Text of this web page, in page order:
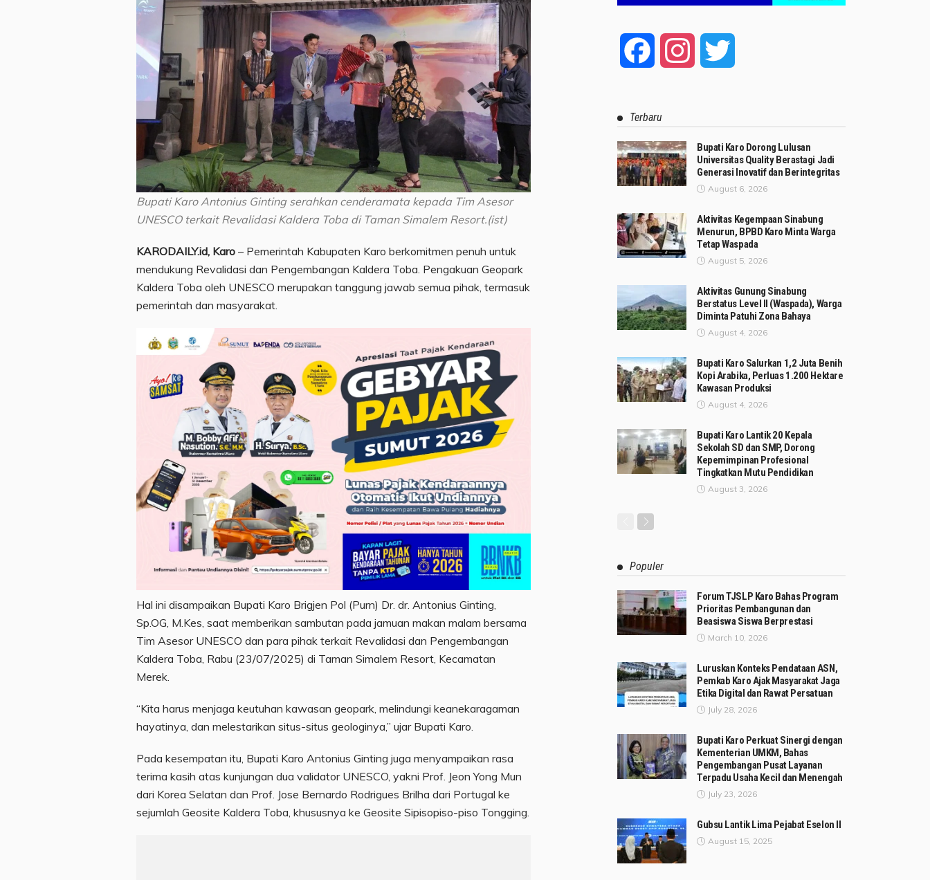
Bupati Karo Antonius Ginting serahkan cenderamata kepada Tim Asesor
UNESCO terkait Revalidasi Kaldera Toba di Taman Simalem Resort.(ist)
KARODAILY.id, Karo – Pemerintah Kabupaten Karo berkomitmen penuh untuk
mendukung Revalidasi dan Pengembangan Kaldera Toba. Pengakuan Geopark
Kaldera Toba oleh UNESCO merupakan tanggung jawab semua pihak, termasuk
pemerintah dan masyarakat.
Hal ini disampaikan Bupati Karo Brigjen Pol (Purn) Dr. dr. Antonius Ginting,
Sp.OG, M.Kes, saat memberikan sambutan pada jamuan makan malam bersama
Tim Asesor UNESCO dan para pihak terkait Revalidasi dan Pengembangan
Kaldera Toba, Rabu (23/07/2025) di Taman Simalem Resort, Kecamatan
Merek.
“Kita harus menjaga keutuhan kawasan geopark, melindungi keanekaragaman
hayatinya, dan melestarikan situs-situs geologinya,” ujar Bupati Karo.
Pada kesempatan itu, Bupati Karo Antonius Ginting juga menyampaikan rasa
terima kasih atas kunjungan dua validator UNESCO, yakni Prof. Jeon Yong Mun
dari Korea Selatan dan Prof. Jose Bernardo Rodrigues Brilha dari Portugal ke
sejumlah Geosite Kaldera Toba, khususnya ke Geosite Sipisopiso-piso Tongging.
Facebook Instagram
Terbaru
Bupati Karo Dorong Lulusan
Universitas Quality Berastagi Jadi
Generasi Inovatif dan Berintegritas
August 6, 2026
Aktivitas Kegempaan Sinabung
Menurun, BPBD Karo Minta Warga
Tetap Waspada
August 5, 2026
Aktivitas Gunung Sinabung
Berstatus Level II (Waspada), Warga
Diminta Patuhi Zona Bahaya
August 4, 2026
Bupati Karo Salurkan 1,2 Juta Benih
Kopi Arabika, Perluas 1.200 Hektare
Kawasan Produksi
August 4, 2026
Bupati Karo Lantik 20 Kepala
Sekolah SD dan SMP, Dorong
Kepemimpinan Profesional
Tingkatkan Mutu Pendidikan
August 3, 2026
Populer
Forum TJSLP Karo Bahas Program
Prioritas Pembangunan dan
Beasiswa Siswa Berprestasi
March 10, 2026
Luruskan Konteks Pendataan ASN,
Pemkab Karo Ajak Masyarakat Jaga
Etika Digital dan Rawat Persatuan
July 28, 2026
Bupati Karo Perkuat Sinergi dengan
Kementerian UMKM, Bahas
Pengembangan Pusat Layanan
Terpadu Usaha Kecil dan Menengah
July 23, 2026
Gubsu Lantik Lima Pejabat Eselon II
August 15, 2025